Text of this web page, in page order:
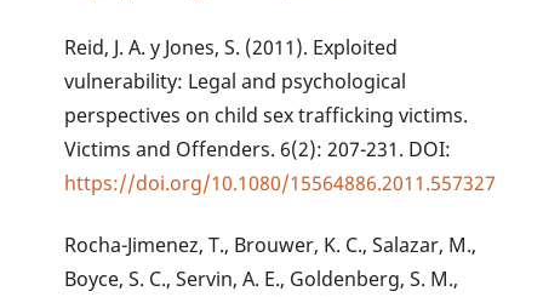
Reid, J. A. y Jones, S. (2011). Exploited
vulnerability: Legal and psychological
perspectives on child sex trafficking victims.
Victims and Offenders. 6(2): 207-231. DOI:
https://doi.org/10.1080/15564886.2011.557327
Rocha-Jimenez, T., Brouwer, K. C., Salazar, M.,
Boyce, S. C., Servin, A. E., Goldenberg, S. M.,